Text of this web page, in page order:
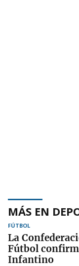
MÁS EN
FÚTBOL
La
Fútbol
Infantino